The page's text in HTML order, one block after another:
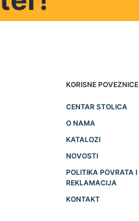
KORISNE POVEZNICE
CENTAR STOLICA
O NAMA
KATALOZI
NOVOSTI
POLITIKA POVRATA I
REKLAMACIJA
KONTAKT